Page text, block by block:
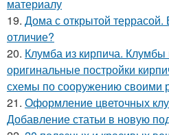
материалу
19. Дома с открытой
отличие?
20. Клумба из кирпича. Клумбы
оригинальные постройки
схемы по сооружению своими
21. Оформление цветочных
Добавление статьи в новую